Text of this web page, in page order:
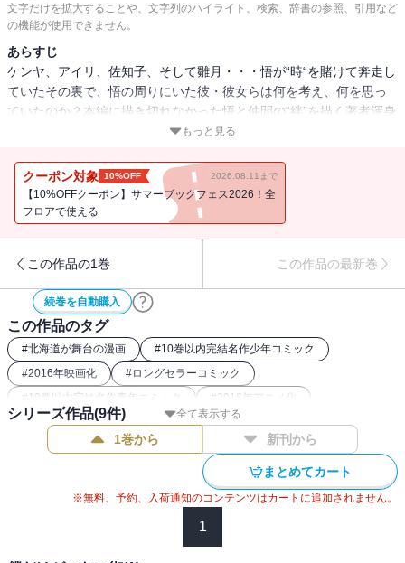
文字だけを拡大することや、文字列のハイライト、検索、辞書の参照、引用など
の機能が使用できません。
あらすじ
ケンヤ、アイリ、佐知子、そして雛月・・・悟が“時“を賭けて奔走し
ていたその裏で、悟の周りにいた彼・彼女らは何を考え、何を思っ
ていたのか？本編に描き切れなかった悟と仲間の“絆”を描く著者渾身
もっと見る
クーポン対象 10%OFF 2026.08.11まで
【10%OFFクーポン】サマーブックフェス2026！全
フロアで使える
この作品の1巻 この作品の最新巻
続巻を自動購入
この作品のタグ
#北海道が舞台の漫画 #10巻以内完結名作少年コミック
#2016年映画化 #ロングセラーコミック
# 10巻以内完結名作青年コミック #2016年アニメ化
#タイムトラベル漫画（歴史系以外） #名作サスペンス漫画
全て表示する
シリーズ作品(9件)
1巻から 新刊から
まとめてカート
※無料、予約、入荷通知のコンテンツはカートに追加されません。
1